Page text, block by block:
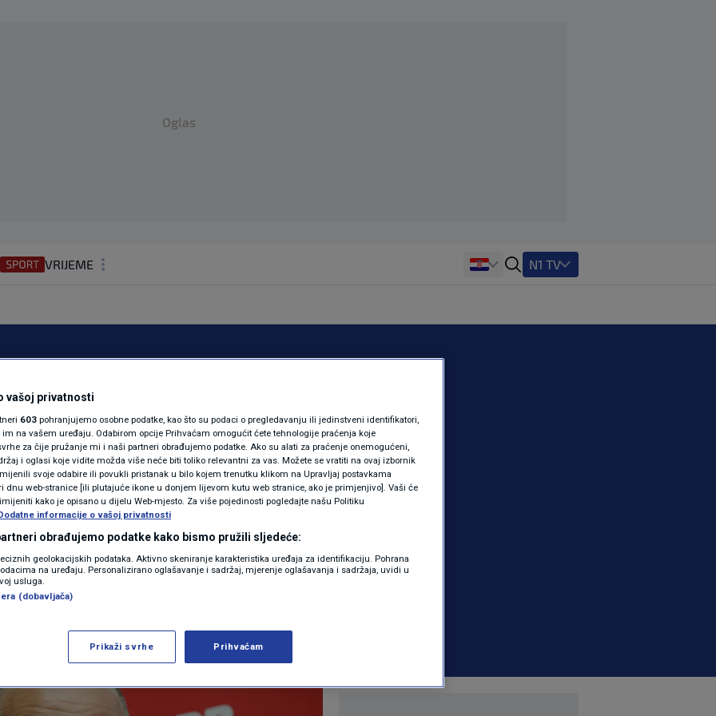
Oglas
VRIJEME
REGIJA
MAGAZIN
KOLUMNE
N1(DIS)INFO
KLIMATSKE PROMJENE
FOTO
VIDEO
N1 TV
SDP-a:
za
| 2 komentara
Više
vašoj privatnosti
603 pohranjujemo osobne podatke, kao što su podaci o pregledavanju ili jedinstveni identifikatori,
na vašem uređaju. Odabirom opcije Prihvaćam omogućit ćete tehnologije praćenja koje
za čije pružanje mi i naši partneri obrađujemo podatke. Ako su alati za praćenje onemogućeni,
i oglasi koje vidite možda više neće biti toliko relevantni za vas. Možete se vratiti na ovaj izbornik
svoje odabire ili povukli pristanak u bilo kojem trenutku klikom na Upravljaj postavkama
dnu web-stranice [ili plutajuće ikone u donjem lijevom kutu web stranice, ako je primjenjivo]. Vaši će
kako je opisano u dijelu Web-mjesto. Za više pojedinosti pogledajte našu Politiku
informacije o vašoj privatnosti
obrađujemo podatke kako bismo pružili sljedeće:
geolokacijskih podataka. Aktivno skeniranje karakteristika uređaja za identifikaciju. Pohrana
na uređaju. Personalizirano oglašavanje i sadržaj, mjerenje oglašavanja i sadržaja, uvidi u
usluga.
(dobavljača)
Prikaži svrhe Prihvaćam